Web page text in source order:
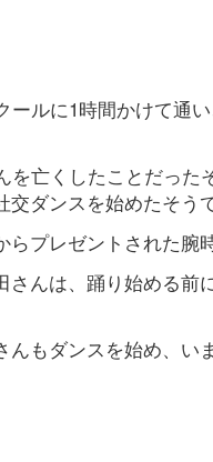
ルに1時間かけて通
亡くしたことだっ
ダンスを始めたそうで
プレゼントされた腕
んは、踊り始める
もダンスを始め、い